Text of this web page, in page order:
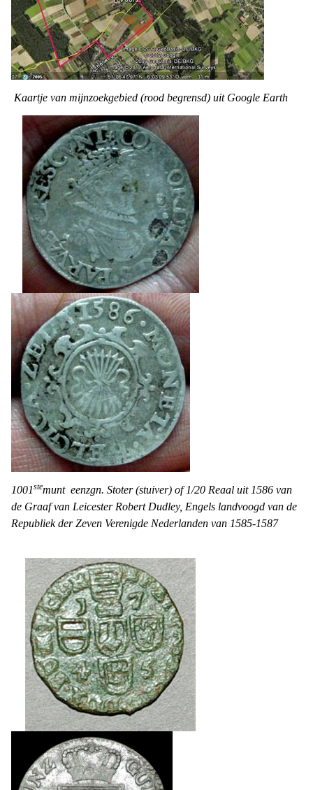
Kaartje van mijnzoekgebied (rood begrensd) uit Google Earth
1001stemunt eenzgn. Stoter (stuiver) of 1/20 Reaal uit 1586 van
de Graaf van Leicester Robert Dudley, Engels landvoogd van de
Republiek der Zeven Verenigde Nederlanden van 1585-1587